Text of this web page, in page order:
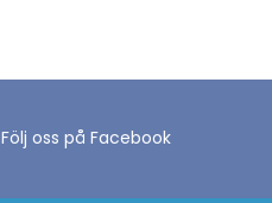
Följ oss på Facebook